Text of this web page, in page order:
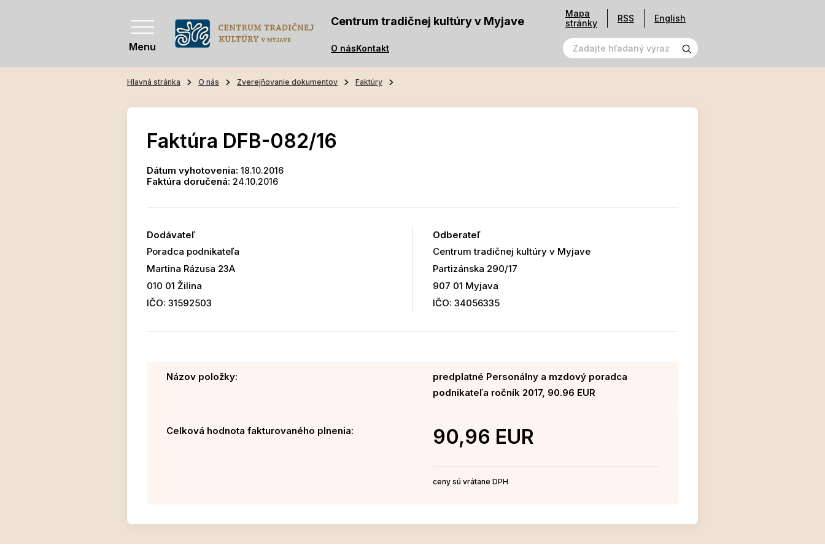
Menu
Centrum tradičnej kultúry v Myjave
O násKontakt
Mapa
stránky
RSS English
Hlavná stránka O nás Zverejňovanie dokumentov Faktúry
Faktúra DFB-082/16
Dátum vyhotovenia: 18.10.2016
Faktúra doručená: 24.10.2016
Dodávateľ
Poradca podnikateľa
Martina Rázusa 23A
010 01 Žilina
IČO: 31592503
Odberateľ
Centrum tradičnej kultúry v Myjave
Partizánska 290/17
907 01 Myjava
IČO: 34056335
Názov položky:
predplatné Personálny a mzdový poradca
podnikateľa ročník 2017, 90.96 EUR
Celková hodnota fakturovaného plnenia: 90,96 EUR
ceny sú vrátane DPH